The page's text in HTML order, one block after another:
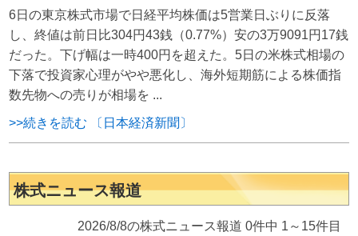
6日の東京株式市場で日経平均株価は5営業日ぶりに反落
し、終値は前日比304円43銭（0.77%）安の3万9091円17銭
だった。下げ幅は一時400円を超えた。5日の米株式相場の
下落で投資家心理がやや悪化し、海外短期筋による株価指
数先物への売りが相場を ...
>>続きを読む 〔日本経済新聞〕
株式ニュース報道
2026/8/8の株式ニュース報道 0件中 1～15件目